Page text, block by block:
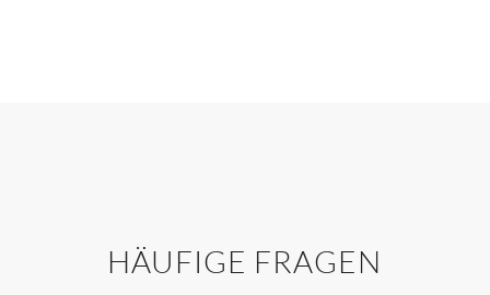
HÄUFIGE FRAGEN